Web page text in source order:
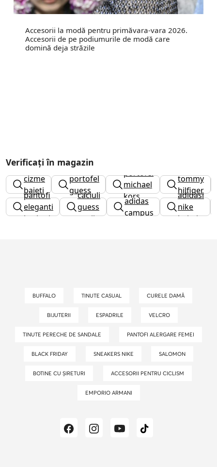
Accesorii la modă pentru primăvara-vara 2026.
Accesorii de pe podiumurile de modă care
domină deja străzile
Verificați în magazin
cizme
baieti
portofel
guess
portofel
michael
kors
tommy
hilfiger
barbati
pantofi
eleganti
barbati
caciuli
guess
copii
adidas
campus
adidasi
nike
baieti
BUFFALO TINUTE CASUAL CURELE DAMĂ
BIJUTERII ESPADRILE VELCRO
TINUTE PERECHE DE SANDALE PANTOFI ALERGARE FEMEI
BLACK FRIDAY SNEAKERS NIKE SALOMON
BOTINE CU ȘIRETURI ACCESORII PENTRU CICLISM
EMPORIO ARMANI